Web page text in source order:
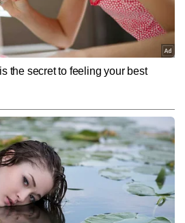
End of Article
नवभारत की डिजिटल टीम में वायरल और ट्रेंडिंग डेस्क पर
में 4 साल से अधिक का अनुभव रखने वाले मोनू वायरल
और सोशल मीडिया ट्रेंड्स को पहचानने में बेहद दक्ष हैं।
कहानियों को आकर्षक अंदाज में प्रस्तुत करने की उनकी
कंटेंट स्पेस में अलग पहचान देती है। मोनू कुमार 4,000 से
हैं, जिनमें कई वायरल रिपोर्ट्स, ट्रेंड-बेस्ड अपडेट्स और
कंटेंट शामिल हैं।
और पढ़ें
to our daily Newsletter!